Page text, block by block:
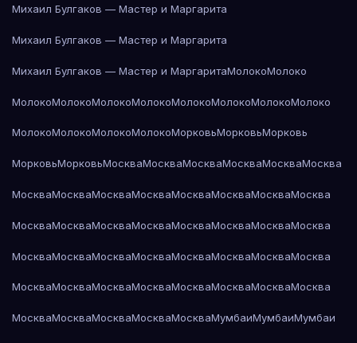
Михаил Булгаков — Мастер и Маргарита
Михаил Булгаков — Мастер и Маргарита
Михаил Булгаков — Мастер и МаргаритаМолокоМолоко
МолокоМолокоМолокоМолокоМолокоМолокоМолокоМолоко
МолокоМолокоМолокоМолокоМорковьМорковьМорковь
МорковьМорковьМоскваМоскваМоскваМоскваМоскваМосква
МоскваМоскваМоскваМоскваМоскваМоскваМоскваМосква
МоскваМоскваМоскваМоскваМоскваМоскваМоскваМосква
МоскваМоскваМоскваМоскваМоскваМоскваМоскваМосква
МоскваМоскваМоскваМоскваМоскваМоскваМоскваМосква
МоскваМоскваМоскваМоскваМоскваМумбаиМумбаиМумбаи